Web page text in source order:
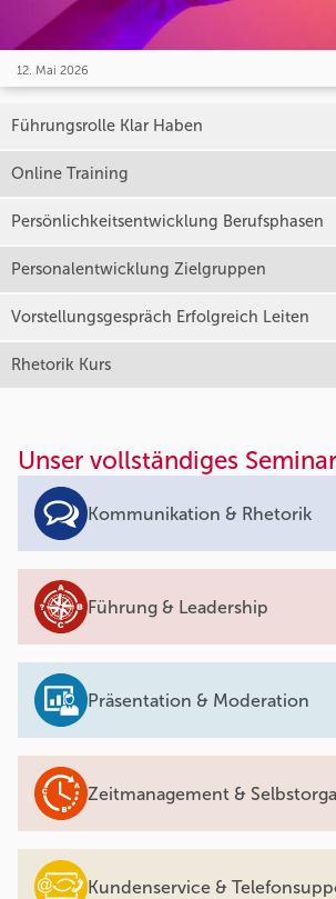
12. Mai 2026
Führungsrolle Klar Haben
Online Training
Persönlichkeitsentwicklung Berufsphasen
Personalentwicklung Zielgruppen
Vorstellungsgespräch Erfolgreich Leiten
Rhetorik Kurs
Unser vollständiges
Kommunikation & Rhetorik
Führung & Leadership
Präsentation & Moderation
Zeitmanagement &
Kundenservice &